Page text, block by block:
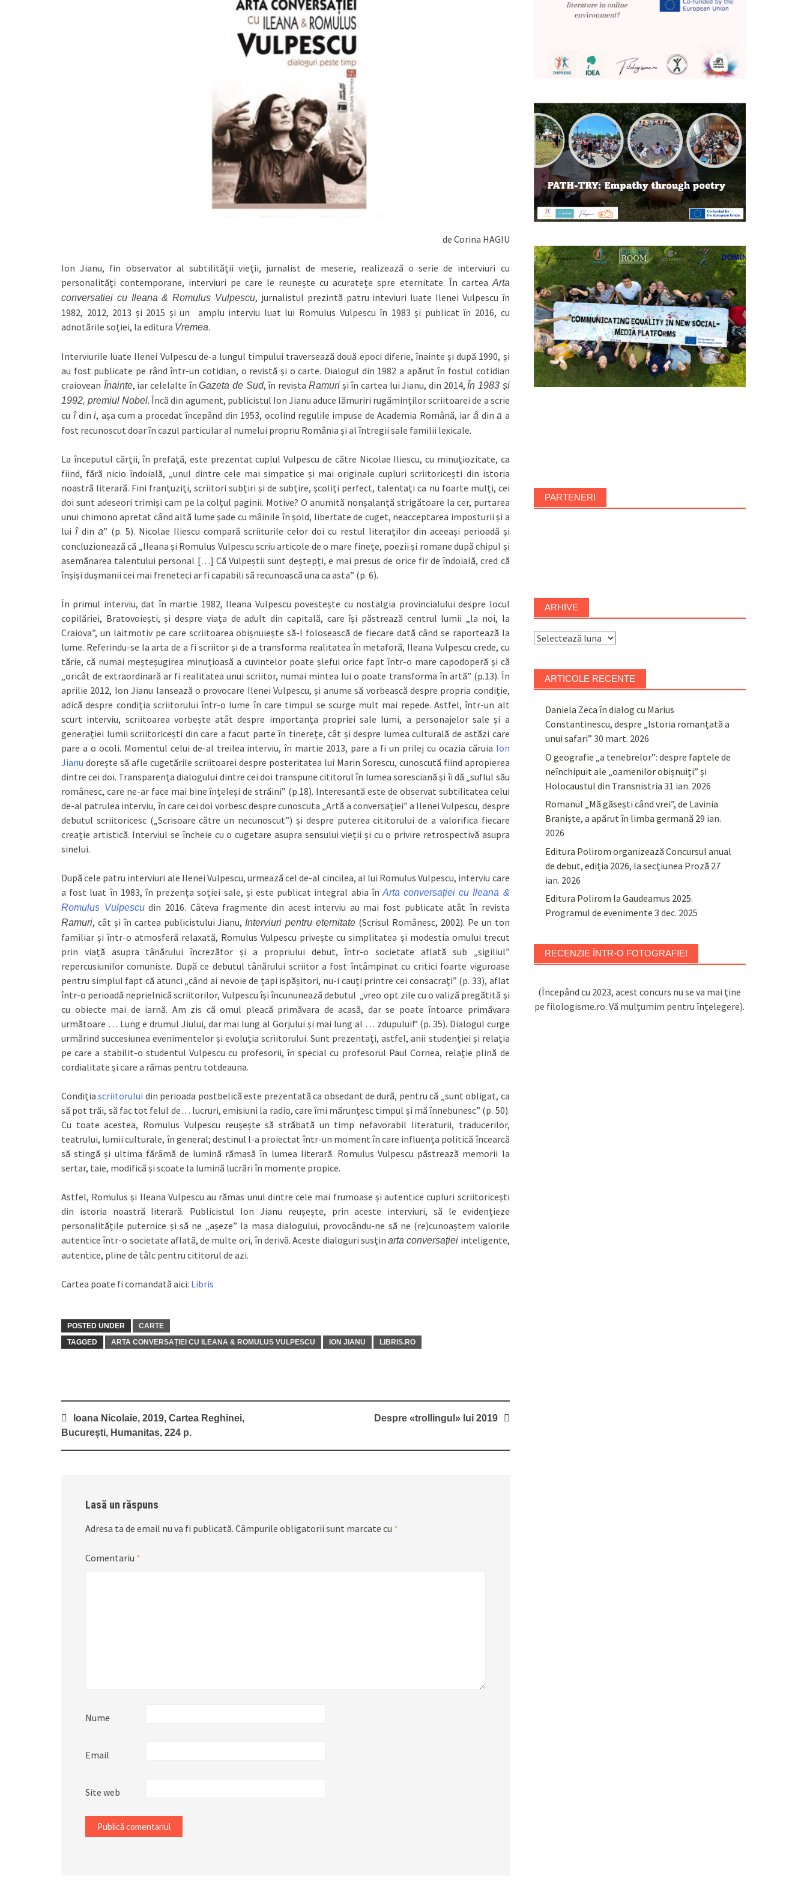
de Corina HAGIU
Ion Jianu, fin observator al subtilității vieții, jurnalist de meserie, realizează o serie de interviuri cu
personalități contemporane, interviuri pe care le reunește cu acuratețe spre eternitate. În cartea Arta
conversatiei cu Ileana & Romulus Vulpescu, jurnalistul prezintă patru inteviuri luate Ilenei Vulpescu în
1982, 2012, 2013 și 2015 și un amplu interviu luat lui Romulus Vulpescu în 1983 și publicat în 2016, cu
adnotările soției, la editura Vremea.
Interviurile luate Ilenei Vulpescu de-a lungul timpului traversează două epoci diferie, înainte și după 1990, și
au fost publicate pe rând într-un cotidian, o revistă și o carte. Dialogul din 1982 a apărut în fostul cotidian
craiovean Înainte, iar celelalte înGazeta de Sud, în revista Ramuriși în cartea lui Jianu, din 2014, În 1983 și
1992, premiul Nobel. Încă din agument, publicistul Ion Jianu aduce lămuriri rugăminților scriitoarei de a scrie
cu îdini, așa cum a procedat începând din 1953, ocolind regulile impuse de Academia Română, iar â dina a
fost recunoscut doar în cazul particular al numelui propriu România și al întregii sale familii lexicale.
La începutul cărții, în prefață, este prezentat cuplul Vulpescu de către Nicolae Iliescu, cu minuțiozitate, ca
fiind, fără nicio îndoială, „unul dintre cele mai simpatice și mai originale cupluri scriitoricești din istoria
noastră literară. Fini franțuziți, scriitori subțiri și de subțire, școliți perfect, talentați ca nu foarte mulți, cei
doi sunt adeseori trimiși cam pe la colțul paginii. Motive? O anumită nonșalanță strigătoare la cer, purtarea
unui chimono apretat când altă lume șade cu mâinile în șold, libertate de cuget, neacceptarea imposturii și a
lui î din a” (p. 5). Nicolae Iliescu compară scriiturile celor doi cu restul literaților din aceeași perioadă și
concluzionează că „Ileana și Romulus Vulpescu scriu articole de o mare finețe, poezii și romane după chipul și
asemănarea talentului personal […] Că Vulpeștii sunt deștepți, e mai presus de orice fir de îndoială, cred că
înșiși dușmanii cei mai freneteci ar fi capabili să recunoască una ca asta” (p. 6).
În primul interviu, dat în martie 1982, Ileana Vulpescu povestește cu nostalgia provincialului despre locul
copilăriei, Bratovoiești, și despre viața de adult din capitală, care își păstrează centrul lumii „la noi, la
Craiova”, un laitmotiv pe care scriitoarea obișnuiește să-l folosească de fiecare dată când se raportează la
lume. Referindu-se la arta de a fi scriitor și de a transforma realitatea în metaforă, Ileana Vulpescu crede, cu
tărie, că numai meșteșugirea minuțioasă a cuvintelor poate șlefui orice fapt într-o mare capodoperă și că
„oricât de extraordinară ar fi realitatea unui scriitor, numai mintea lui o poate transforma în artă” (p.13). În
aprilie 2012, Ion Jianu lansează o provocare Ilenei Vulpescu, și anume să vorbească despre propria condiție,
adică despre condiția scriitorului într-o lume în care timpul se scurge mult mai repede. Astfel, într-un alt
scurt interviu, scriitoarea vorbește atât despre importanța propriei sale lumi, a personajelor sale și a
generației lumii scriitoricești din care a facut parte în tinerețe, cât și despre lumea culturală de astăzi care
pare a o ocoli. Momentul celui de-al treilea interviu, în martie 2013, pare a fi un prilej cu ocazia căruia Ion
Jianu dorește să afle cugetările scriitoarei despre posteritatea lui Marin Sorescu, cunoscută fiind apropierea
dintre cei doi. Transparența dialogului dintre cei doi transpune cititorul în lumea soresciană și îi dă „suflul său
românesc, care ne-ar face mai bine înțeleși de străini” (p.18). Interesantă este de observat subtilitatea celui
de-al patrulea interviu, în care cei doi vorbesc despre cunoscuta „Artă a conversației” a Ilenei Vulpescu, despre
debutul scriitoricesc („Scrisoare către un necunoscut”) și despre puterea cititorului de a valorifica fiecare
creație artistică. Interviul se încheie cu o cugetare asupra sensului vieții și cu o privire retrospectivă asupra
sinelui.
După cele patru interviuri ale Ilenei Vulpescu, urmează cel de-al cincilea, al lui Romulus Vulpescu, interviu care
a fost luat în 1983, în prezența soției sale, și este publicat integral abia în Arta conversației cu Ileana &
Romulus Vulpescudin 2016. Câteva fragmente din acest interviu au mai fost publicate atât în revista
Ramuri, cât și în cartea publicistului Jianu, Interviuri pentru eternitate (Scrisul Românesc, 2002). Pe un ton
familiar și într-o atmosferă relaxată, Romulus Vulpescu privește cu simplitatea și modestia omului trecut
prin viață asupra tânărului încrezător și a propriului debut, într-o societate aflată sub „sigiliul”
repercusiunilor comuniste. După ce debutul tânărului scriitor a fost întâmpinat cu critici foarte viguroase
pentru simplul fapt că atunci „când ai nevoie de țapi ispășitori, nu-i cauți printre cei consacrați” (p. 33), aflat
într-o perioadă neprielnică scriitorilor, Vulpescu își încununează debutul „vreo opt zile cu o valiză pregătită și
cu obiecte mai de iarnă. Am zis că omul pleacă primăvara de acasă, dar se poate întoarce primăvara
următoare … Lung e drumul Jiului, dar mai lung al Gorjului și mai lung al … zdupului!” (p. 35). Dialogul curge
urmărind succesiunea evenimentelor și evoluția scriitorului. Sunt prezentați, astfel, anii studenției și relația
pe care a stabilit-o studentul Vulpescu cu profesorii, în special cu profesorul Paul Cornea, relație plină de
cordialitate și care a rămas pentru totdeauna.
Condițiascriitorului din perioada postbelică este prezentată ca obsedant de dură, pentru că „sunt obligat, ca
să pot trăi, să fac tot felul de… lucruri, emisiuni la radio, care îmi mărunțesc timpul și mă înnebunesc” (p. 50).
Cu toate acestea, Romulus Vulpescu reușește să străbată un timp nefavorabil literaturii, traducerilor,
teatrului, lumii culturale, în general; destinul l-a proiectat într-un moment în care influența politică încearcă
să stingă și ultima fărâmă de lumină rămasă în lumea literară. Romulus Vulpescu păstrează memorii la
sertar, taie, modifică și scoate la lumină lucrări în momente propice.
Astfel, Romulus și Ileana Vulpescu au rămas unul dintre cele mai frumoase și autentice cupluri scriitoricești
din istoria noastră literară. Publicistul Ion Jianu reușește, prin aceste interviuri, să le evidențieze
personalitățile puternice și să ne „așeze” la masa dialogului, provocându-ne să ne (re)cunoaștem valorile
autentice într-o societate aflată, de multe ori, în derivă. Aceste dialoguri susținarta conversației inteligente,
autentice, pline de tâlc pentru cititorul de azi.
Cartea poate fi comandată aici: Libris
POSTED UNDER
CARTE
TAGGED
ARTA CONVERSAȚIEI CU ILEANA & ROMULUS VULPESCU ION JIANU LIBRIS.RO
Post
navigation
Ioana Nicolaie, 2019, Cartea Reghinei,
București, Humanitas, 224 p.
Despre «trollingul» lui 2019
Lasă un răspuns
Adresa ta de email nu va fi publicată. Câmpurile obligatorii sunt marcate cu *
Comentariu *
Nume
Email
Site web
PARTENERI
ARHIVE
Arhive
ARTICOLE RECENTE
Daniela Zeca în dialog cu Marius
Constantinescu, despre „Istoria romanțată a
unui safari” 30 mart. 2026
O geografie „a tenebrelor”: despre faptele de
neînchipuit ale „oamenilor obișnuiți” și
Holocaustul din Transnistria 31 ian. 2026
Romanul „Mă găsești când vrei”, de Lavinia
Braniște, a apărut în limba germană 29 ian.
2026
Editura Polirom organizează Concursul anual
de debut, ediția 2026, la secțiunea Proză 27
ian. 2026
Editura Polirom la Gaudeamus 2025.
Programul de evenimente 3 dec. 2025
RECENZIE ÎNTR-O FOTOGRAFIE!
(Începând cu 2023, acest concurs nu se va mai ține
pe filologisme.ro. Vă mulțumim pentru înțelegere).